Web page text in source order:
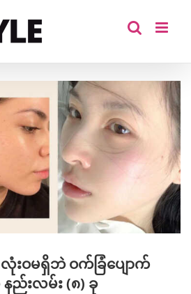
ဝမရှိဘဲ ဝက်ခြံပျောက်
ည်းလမ်း (၈) ခု